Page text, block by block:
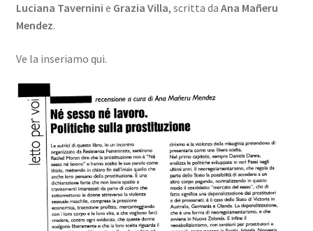
Luciana Tavernini e Grazia Villa, scritta da Ana Mañeru
Mendez.
Ve la inseriamo qui.